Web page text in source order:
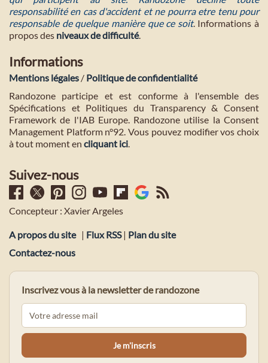
responsabilité en cas d'accident et ne pourra etre tenu pour
responsable de quelque manière que ce soit. Informations à
propos des niveaux de difficulté.
Informations
Mentions légales / Politique de confidentialité
Randozone participe et est conforme à l'ensemble des
Spécifications et Politiques du Transparency & Consent
Framework de l'IAB Europe. Randozone utilise la Consent
Management Platform n°92. Vous pouvez modifier vos choix
à tout moment en cliquant ici.
Suivez-nous
Concepteur : Xavier Argeles
A propos du site | Flux RSS| Plan du site
Contactez-nous
Inscrivez vous à la newsletter de randozone